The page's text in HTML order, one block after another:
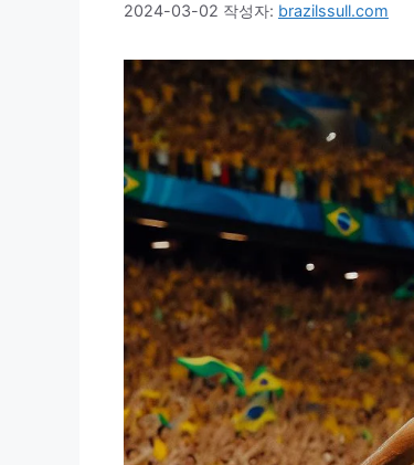
2024-03-02 작성자: brazilssull.com